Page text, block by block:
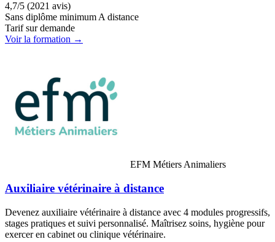
4,7/5 (2021 avis)
Sans diplôme minimum A distance
Tarif sur demande
Voir la formation →
EFM Métiers Animaliers
Auxiliaire vétérinaire à distance
Devenez auxiliaire vétérinaire à distance avec 4 modules progressifs,
stages pratiques et suivi personnalisé. Maîtrisez soins, hygiène pour
exercer en cabinet ou clinique vétérinaire.